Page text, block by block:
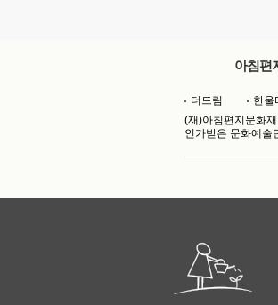
아침편
더드림
한울
(재)아침편지문화
인가받은 문화예술